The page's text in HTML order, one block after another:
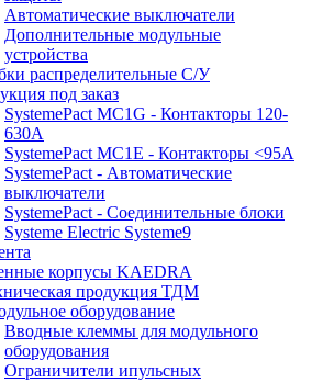
Автоматические выключатели
Дополнительные модульные
устройства
распределительные C/У
под заказ
SystemePact MC1G - Контакторы 120-
630A
SystemePact MC1E - Контакторы <95A
SystemePact - Автоматические
выключатели
SystemePact - Соединительные блоки
Systeme Electric Systeme9
корпусы KAEDRA
продукция ТДМ
оборудование
Вводные клеммы для модульного
оборудования
Ограничители ипульсных